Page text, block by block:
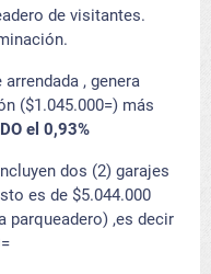
de visitantes.
, genera
($1.045.000=) más
el 0,93%
dos (2) garajes
es de $5.044.000
parqueadero) ,es decir
=